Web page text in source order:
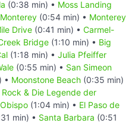
(0:38 min) • Moss Landing
Monterey (0:54 min) • Monterey
Drive (0:41 min) • Carmel-
Bridge (1:10 min) • Big
(1:18 min) • Julia Pfeiffer
(0:55 min) • San Simeon
• Moonstone Beach (0:35 min)
Rock & Die Legende der
(1:04 min) • El Paso de
min) • Santa Barbara (0:51